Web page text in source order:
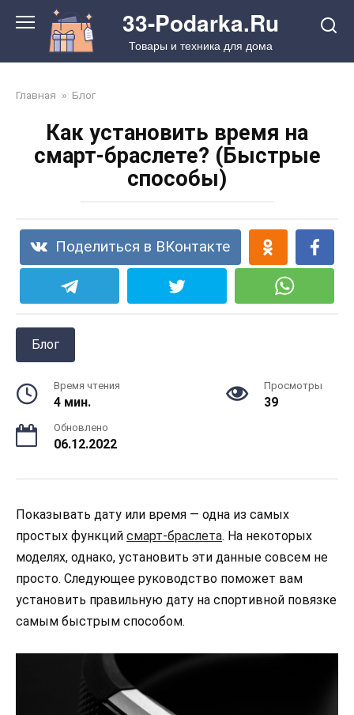
контенту
33-Podarka.Ru
Товары и техника для дома
Главная » Блог
Как установить время на
смарт-браслете? (Быстрые
способы)
Поделиться в ВКонтакте
Блог
Время чтения
4 мин.
Просмотры
39
Обновлено
06.12.2022
Показывать дату или время — одна из самых
простых функций смарт-браслета. На некоторых
моделях, однако, установить эти данные совсем не
просто. Следующее руководство поможет вам
установить правильную дату на спортивной повязке
самым быстрым способом.